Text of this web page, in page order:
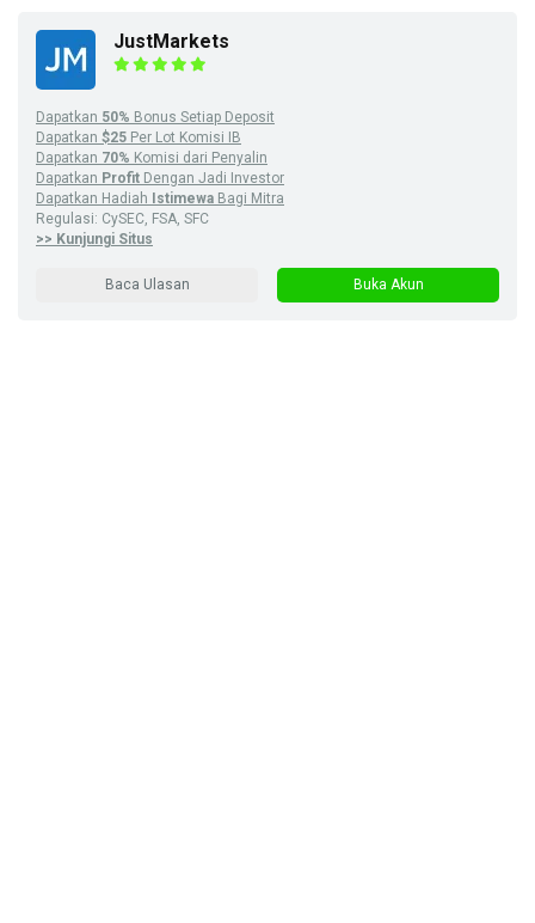
JustMarkets
Dapatkan 50% Bonus Setiap Deposit
Dapatkan $25 Per Lot Komisi IB
Dapatkan 70% Komisi dari Penyalin
Dapatkan Profit Dengan Jadi Investor
Dapatkan Hadiah
Istimewa Bagi Mitra
Regulasi: CySEC, FSA, SFC
>> Kunjungi Situs
Baca Ulasan Buka Akun